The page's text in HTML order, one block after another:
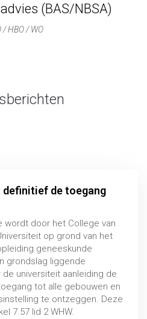
(BAS/NBSA)
/ HBO / WO
definitief de toegang
wordt door het College van
op grond van het
geneeskunde
grondslag liggende
universiteit aanleiding de
tot alle gebouwen en
te ontzeggen. Deze
7.57 lid 2 WHW.